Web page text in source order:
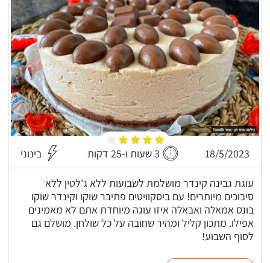
18/5/2023 3 שעות ו-25 דקות בינוני
עוגת גבינה קינדר מושלמת לשבועות ללא ג'לטין ללא
סיבוכים מיותרים! עם ביסקוויטים פתיבר שוקו וקינדר שוקו
בונס אמאלה ואבאלה איזו עוגה מיוחדת אתם לא מאמינים
אפילו. מתכון קליל ומהיר שחובה על כל שולחן. מושלם גם
לסוף השבוע!